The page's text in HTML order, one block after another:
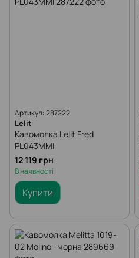
Артикул: 287222
Lelit
Кавомолка Lelit Fred
PL043MMI
12 119 грн
В наявності
Купити